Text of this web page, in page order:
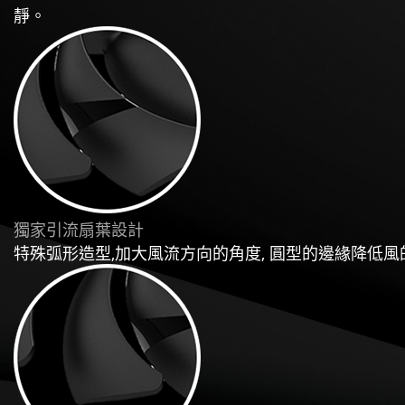
靜。
獨家引流扇葉設計
特殊弧形造型,加大風流方向的角度, 圓型的邊緣降低風